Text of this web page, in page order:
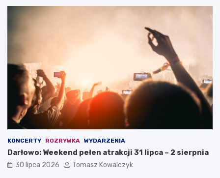
KONCERTY ROZRYWKA WYDARZENIA
Darłowo: Weekend pełen atrakcji 31 lipca – 2 sierpnia
30 lipca 2026 Tomasz Kowalczyk